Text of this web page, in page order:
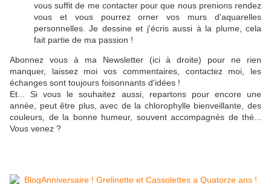
vous suffit de me contacter pour que nous prenions rendez
vous et vous pourrez orner vos murs d'aquarelles
personnelles. Je dessine et j'écris aussi à la plume, cela
fait partie de ma passion !
Abonnez vous à ma Newsletter (ici à droite) pour ne rien
manquer, laissez moi vos commentaires, contactez moi, les
échanges sont toujours foisonnants d'idées !
Et... Si vous le souhaitez aussi, repartons pour encore une
année, peut être plus, avec de la chlorophylle bienveillante, des
couleurs, de la bonne humeur, souvent accompagnés de thé...
Vous venez ?